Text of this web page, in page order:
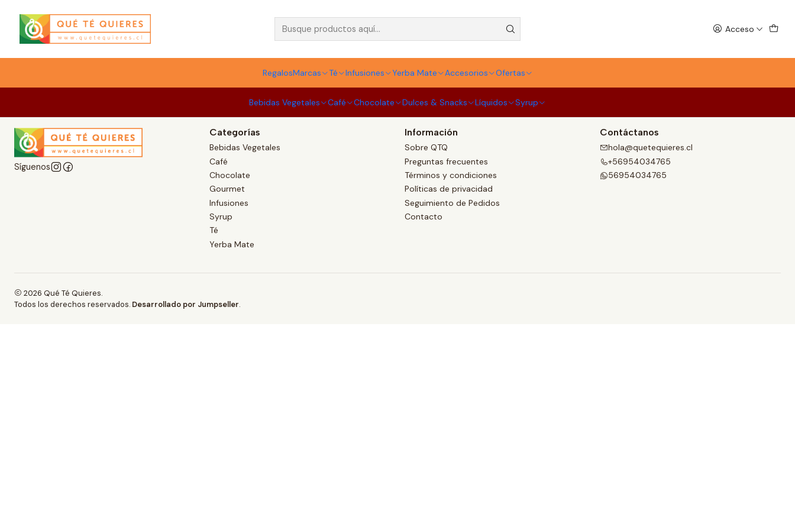
Acceso
RegalosMarcas Té Infusiones Yerba Mate Accesorios Ofertas
Bebidas Vegetales Café Chocolate Dulces & Snacks Líquidos Syrup
Tipos de café
Síguenos
Categorías
Bebidas Vegetales
Café
Chocolate
Gourmet
Infusiones
Syrup
Té
Yerba Mate
Información
Sobre QTQ
Preguntas frecuentes
Términos y condiciones
Políticas de privacidad
Seguimiento de Pedidos
Contacto
Contáctanos
hola@quetequieres.cl
+56954034765
56954034765
2026 Qué Té Quieres.
Todos los derechos reservados. Desarrollado por Jumpseller.